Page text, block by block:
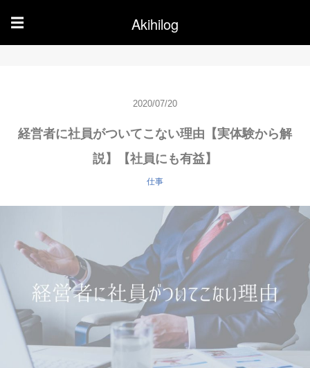
☰ Akihilog
2020/07/20
経営者に社員がついてこない理由【実体験から解
説】【社員にも有益】
仕事